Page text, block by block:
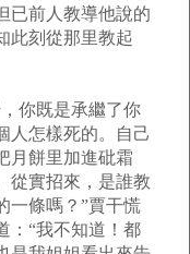
已前人教導他說的
此刻從那里教起
你既是承繼了你
人怎樣死的。自己
月餅里加進砒霜
從實招來，是誰教
一條嗎？”賈干慌
：“我不知道！都